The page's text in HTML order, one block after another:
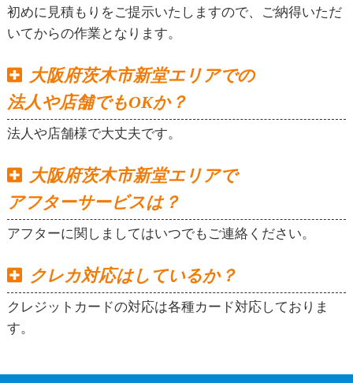
初めに見積もりをご提示いたしますので、ご納得いただ
いてからの作業となります。
大阪府茨木市新堂エリアでの
法人や店舗でもOKか？
法人や店舗様で大丈夫です。
大阪府茨木市新堂エリアで
アフターサービスは？
アフターに関しましてはいつでもご連絡ください。
クレカ対応はしているか？
クレジットカードの対応は各種カード対応しておりま
す。